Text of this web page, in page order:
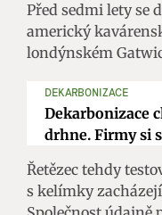
Před sedmi lety se
americký
londýnském
DEKARBONIZACE
Dekarbonizace
drhne. Firmy si
Řetězec tehdy
s kelímky